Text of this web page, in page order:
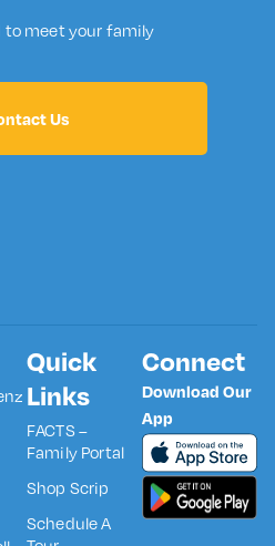
to meet your family
Us
Quick
Links
FACTS –
Family Portal
Shop Scrip
Schedule A
Connect
Download Our
App